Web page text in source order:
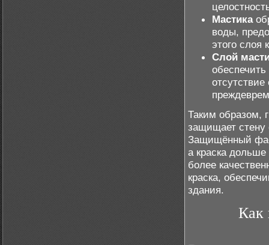
Мастика
воды,
этого слоя
Слой
Таким образом,
защищает стену
Защищённый
а краска
более
краска,
здания.
Как